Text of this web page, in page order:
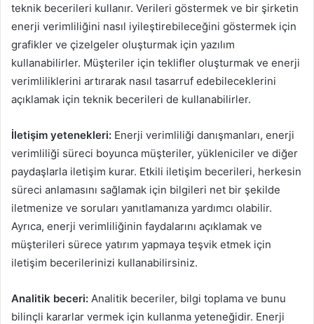
teknik becerileri kullanır. Verileri göstermek ve bir şirketin
enerji verimliliğini nasıl iyileştirebileceğini göstermek için
grafikler ve çizelgeler oluşturmak için yazılım
kullanabilirler. Müşteriler için teklifler oluşturmak ve enerji
verimliliklerini artırarak nasıl tasarruf edebileceklerini
açıklamak için teknik becerileri de kullanabilirler.
İletişim yetenekleri: Enerji verimliliği danışmanları, enerji
verimliliği süreci boyunca müşteriler, yükleniciler ve diğer
paydaşlarla iletişim kurar. Etkili iletişim becerileri, herkesin
süreci anlamasını sağlamak için bilgileri net bir şekilde
iletmenize ve soruları yanıtlamanıza yardımcı olabilir.
Ayrıca, enerji verimliliğinin faydalarını açıklamak ve
müşterileri sürece yatırım yapmaya teşvik etmek için
iletişim becerilerinizi kullanabilirsiniz.
Analitik beceri: Analitik beceriler, bilgi toplama ve bunu
bilinçli kararlar vermek için kullanma yeteneğidir. Enerji